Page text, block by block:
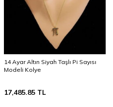
14 Ayar Altın Siyah Taşlı Pi Sayısı
Modeli Kolye
17,485.85 TL